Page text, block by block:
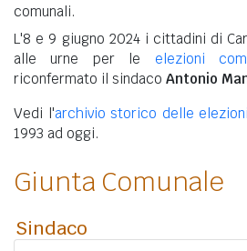
comunali.
L'8 e 9 giugno 2024 i cittadini di
alle urne per le elezioni
riconfermato il sindaco Antonio
Vedi l'archivio storico delle
1993 ad oggi.
Giunta Comunale
Sindaco